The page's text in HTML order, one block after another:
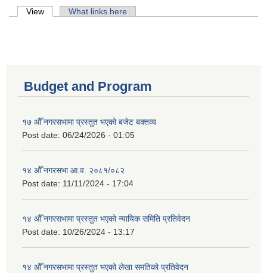
Primary tabs
View (active tab)What links here
Budget and Program
१७ औँ नगरसभामा प्रस्तुत भएको बजेट बक्तव्य
Post date: 06/24/2026 - 01:05
१४ औँ नगरसभा आ.व. २०८१/०८२
Post date: 11/11/2024 - 17:04
१४ औँ नगरसभामा प्रस्तुत भएको न्यायिक समिति प्रतिवेदन
Post date: 10/26/2024 - 13:17
१४ औँ नगरसभामा प्रस्तुत भएको लेखा समतिको प्रतिवेदन